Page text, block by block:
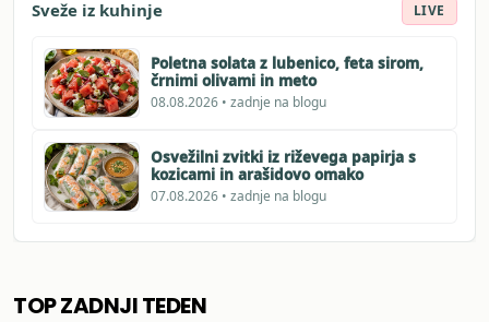
Sveže iz kuhinje LIVE
Poletna solata z lubenico, feta sirom,
črnimi olivami in meto
08.08.2026 • zadnje na blogu
Osvežilni zvitki iz riževega papirja s
kozicami in arašidovo omako
07.08.2026 • zadnje na blogu
TOP ZADNJI TEDEN